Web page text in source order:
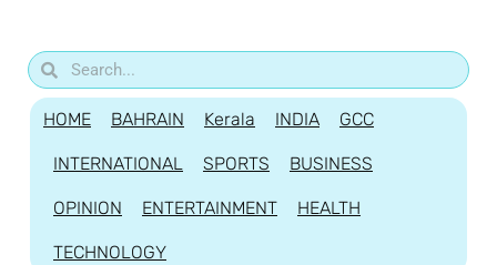
HOME BAHRAIN Kerala INDIA GCC
INTERNATIONAL SPORTS BUSINESS
OPINION ENTERTAINMENT HEALTH
TECHNOLOGY